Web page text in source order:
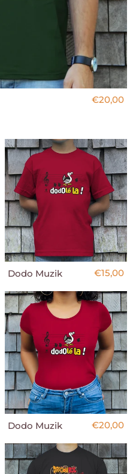
€20,00
€15,00
Dodo Muzik
€20,00
Dodo Muzik